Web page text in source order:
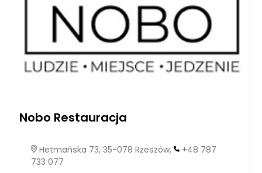
Nobo Restauracja
Hetmańska 73, 35-078 Rzeszów,
+48 787
733 077